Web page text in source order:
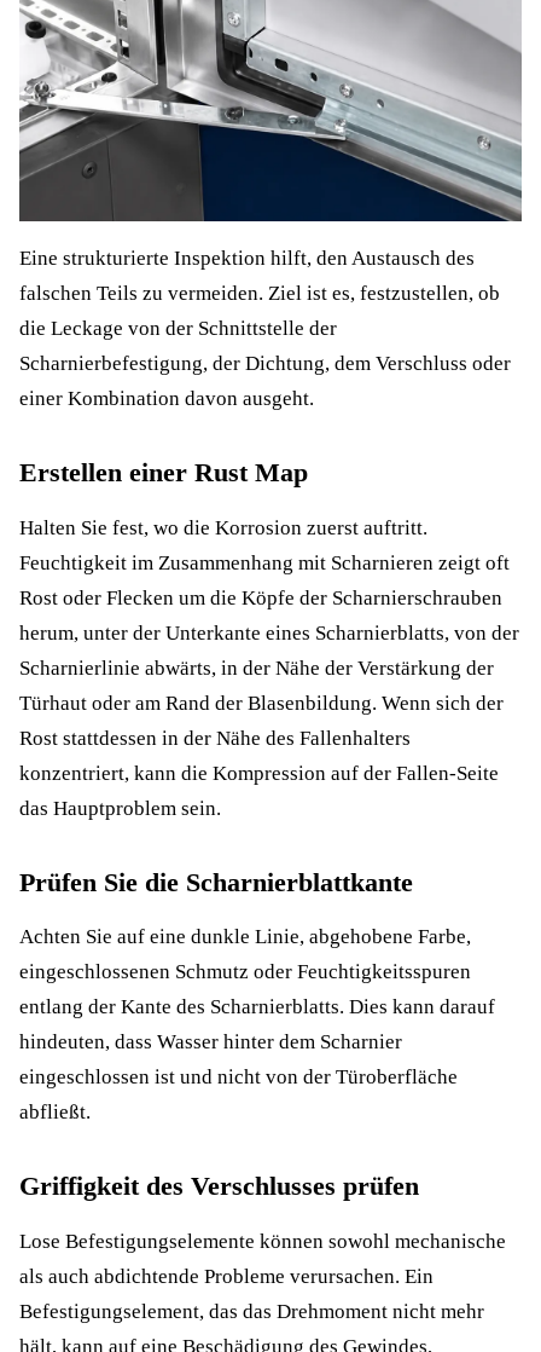
Eine strukturierte Inspektion hilft, den Austausch des
falschen Teils zu vermeiden. Ziel ist es, festzustellen, ob
die Leckage von der Schnittstelle der
Scharnierbefestigung, der Dichtung, dem Verschluss oder
einer Kombination davon ausgeht.
Erstellen einer Rust Map
Halten Sie fest, wo die Korrosion zuerst auftritt.
Feuchtigkeit im Zusammenhang mit Scharnieren zeigt oft
Rost oder Flecken um die Köpfe der Scharnierschrauben
herum, unter der Unterkante eines Scharnierblatts, von der
Scharnierlinie abwärts, in der Nähe der Verstärkung der
Türhaut oder am Rand der Blasenbildung. Wenn sich der
Rost stattdessen in der Nähe des Fallenhalters
konzentriert, kann die Kompression auf der Fallen-Seite
das Hauptproblem sein.
Prüfen Sie die Scharnierblattkante
Achten Sie auf eine dunkle Linie, abgehobene Farbe,
eingeschlossenen Schmutz oder Feuchtigkeitsspuren
entlang der Kante des Scharnierblatts. Dies kann darauf
hindeuten, dass Wasser hinter dem Scharnier
eingeschlossen ist und nicht von der Türoberfläche
abfließt.
Griffigkeit des Verschlusses prüfen
Lose Befestigungselemente können sowohl mechanische
als auch abdichtende Probleme verursachen. Ein
Befestigungselement, das das Drehmoment nicht mehr
hält, kann auf eine Beschädigung des Gewindes,